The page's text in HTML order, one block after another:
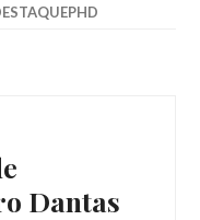
Dantas